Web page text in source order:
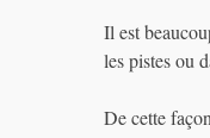
Il est
les pistes ou
De cette